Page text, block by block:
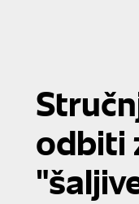
odbiti